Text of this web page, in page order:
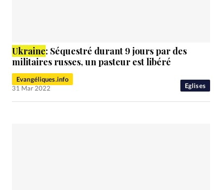
Eglises
Ukraine: Séquestré durant 9 jours par des
militaires russes, un pasteur est libéré
Evangéliques.info
31 Mar 2022